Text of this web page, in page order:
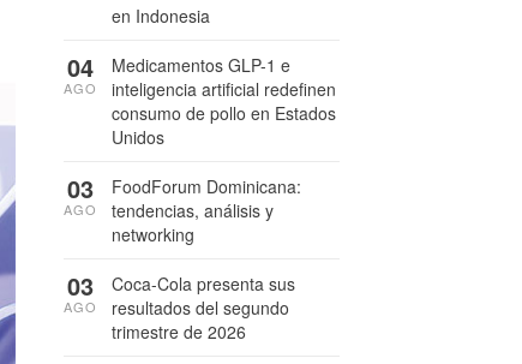
en Indonesia
Medicamentos GLP-1 e
inteligencia artificial redefinen
consumo de pollo en Estados
Unidos
04
AGO
FoodForum Dominicana:
tendencias, análisis y
networking
03
AGO
Coca-Cola presenta sus
resultados del segundo
trimestre de 2026
03
AGO